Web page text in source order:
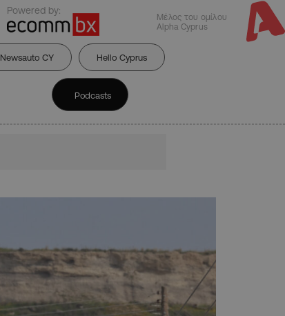
Powered by:
Μέλος του ομίλου
Alpha Cyprus
Newsauto CY Hello Cyprus
Podcasts